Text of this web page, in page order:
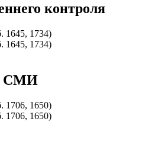
контроля
1645, 1734)
1645, 1734)
СМИ
1706, 1650)
1706, 1650)